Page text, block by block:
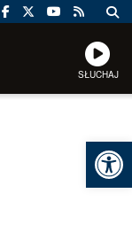
SŁUCHAJ